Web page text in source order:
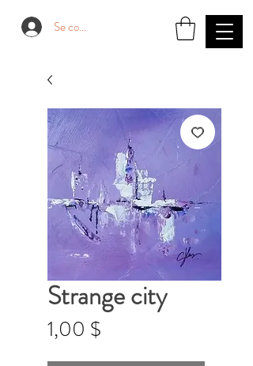
Se connecter
Strange city
1,00 $